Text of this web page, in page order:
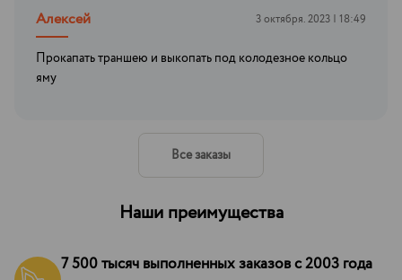
Алексей 3 октября. 2023 | 18:49
Прокапать траншею и выкопать под колодезное кольцо
яму
Все заказы
Наши преимущества
7 500 тысяч выполненных заказов с 2003 года